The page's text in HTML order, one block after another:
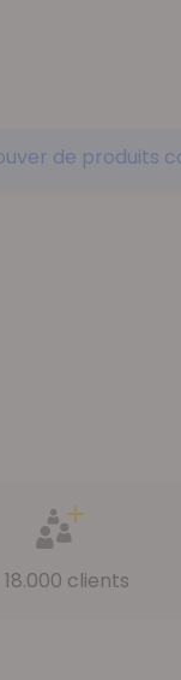
de produits
18.000 clients